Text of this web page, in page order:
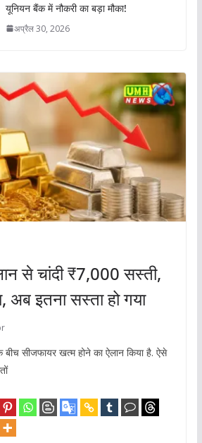
यूनियन बैंक में नौकरी का बड़ा मौका!
अप्रैल 30, 2026
से चांदी ₹7,000 सस्ती,
अब इतना सस्ता हो गया
सीजफायर खत्म होने का ऐलान किया है. ऐसे